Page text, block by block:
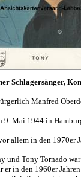
Schlagersänger,
Manfred
9. Mai 1944 in
allem in den 1970er
und Tony Tornado
er in den 1960er